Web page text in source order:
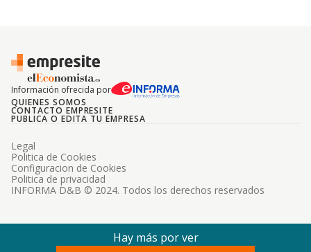
Información ofrecida por
QUIENES SOMOS
CONTACTO EMPRESITE
PUBLICA O EDITA TU EMPRESA
INFORMA D&B © 2024. Todos los derechos reservados
Legal
Politica de Cookies
Configuracion de Cookies
Politica de privacidad
Hay más por ver